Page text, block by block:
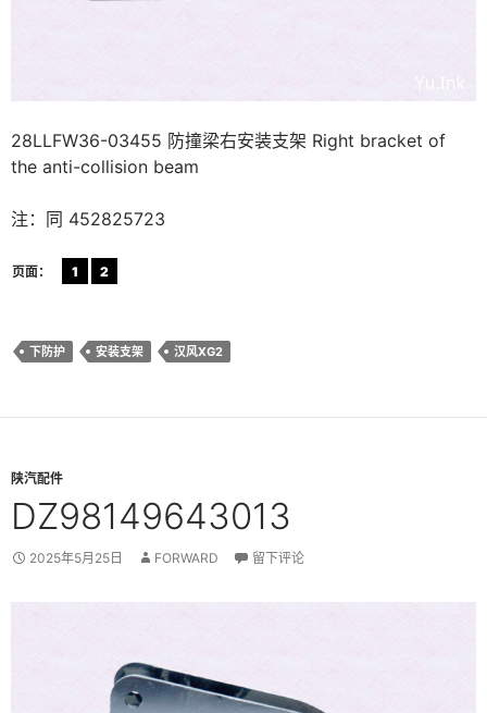
28LLFW36-03455 防撞梁右安装支架 Right bracket of
the anti-collision beam
注：同 452825723
页面： 1 2
下防护 安装支架 汉风XG2
陕汽配件
DZ98149643013
2025年5月25日 FORWARD 留下评论